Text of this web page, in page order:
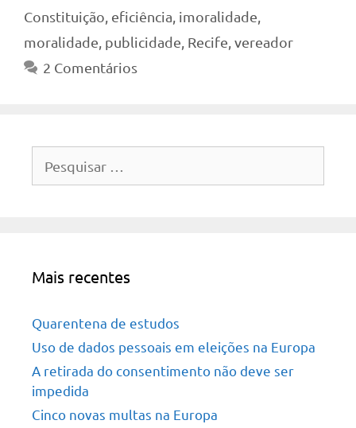
Constituição eficiência imoralidade
moralidade publicidade Recife vereador
2 Comentários
por:
Mais recentes
Quarentena de estudos
Uso de dados pessoais em eleições na Europa
A retirada do consentimento não deve ser
impedida
Cinco novas multas na Europa